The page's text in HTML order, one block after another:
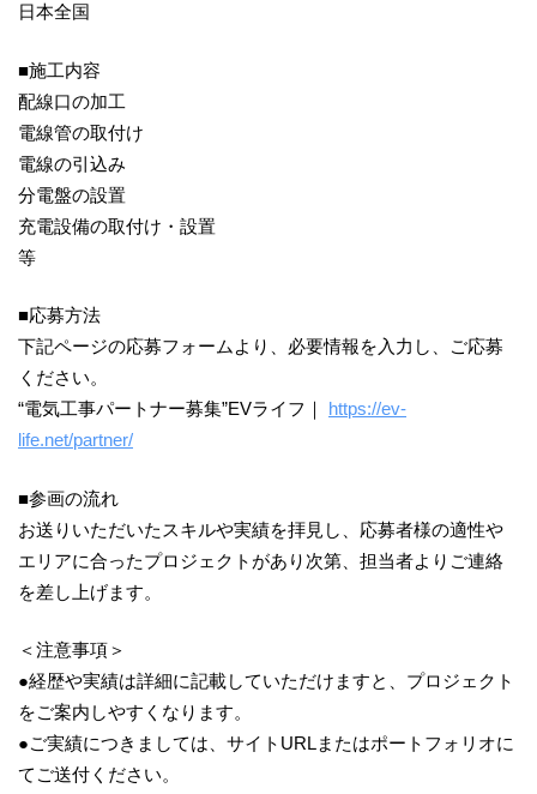
日本全国
■施工内容
配線口の加工
電線管の取付け
電線の引込み
分電盤の設置
充電設備の取付け・設置
等
■応募方法
下記ページの応募フォームより、必要情報を入力し、ご応募
ください。
“電気工事パートナー募集”EVライフ｜ https://ev-
life.net/partner/
■参画の流れ
お送りいただいたスキルや実績を拝見し、応募者様の適性や
エリアに合ったプロジェクトがあり次第、担当者よりご連絡
を差し上げます。
＜注意事項＞
●経歴や実績は詳細に記載していただけますと、プロジェクト
をご案内しやすくなります。
●ご実績につきましては、サイトURLまたはポートフォリオに
てご送付ください。